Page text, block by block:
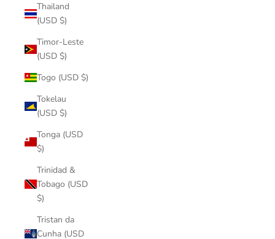
Thailand
(USD $)
Timor-Leste
(USD $)
Togo (USD $)
Tokelau
(USD $)
Tonga (USD
$)
Trinidad &
Tobago (USD
$)
Tristan da
Cunha (USD